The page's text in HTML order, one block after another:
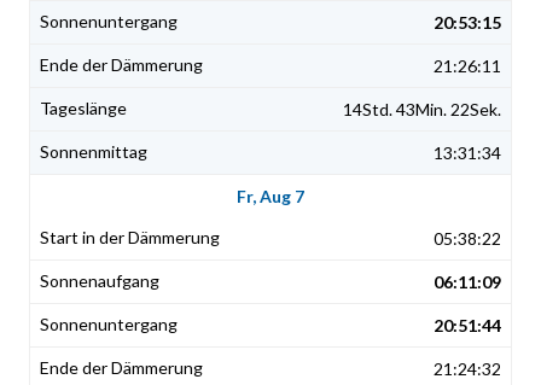
20:53:15
21:26:11
14Std. 43Min. 22Sek.
13:31:34
Fr, Aug 7
05:38:22
06:11:09
20:51:44
21:24:32